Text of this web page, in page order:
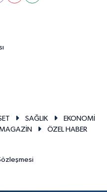
SAĞLIK
EKONOMİ
ÖZEL HABER